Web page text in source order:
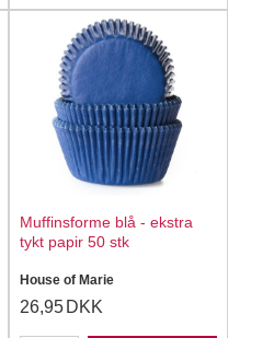
Muffinsforme blå - ekstra
tykt papir 50 stk
House of Marie
26,95 DKK